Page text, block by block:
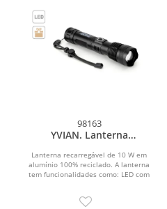
98163
YVIAN. Lanterna
alumínio 100% reciclado
Lanterna recarregável de 10 W em
alumínio 100% reciclado. A lanterna
tem funcionalidades como: LED com